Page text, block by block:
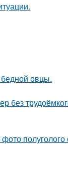
овцы.
без
полуголого